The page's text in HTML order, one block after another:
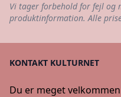
Vi tager forbehold for fejl og
produktinformation. Alle
KONTAKT KULTURNET
Du er meget